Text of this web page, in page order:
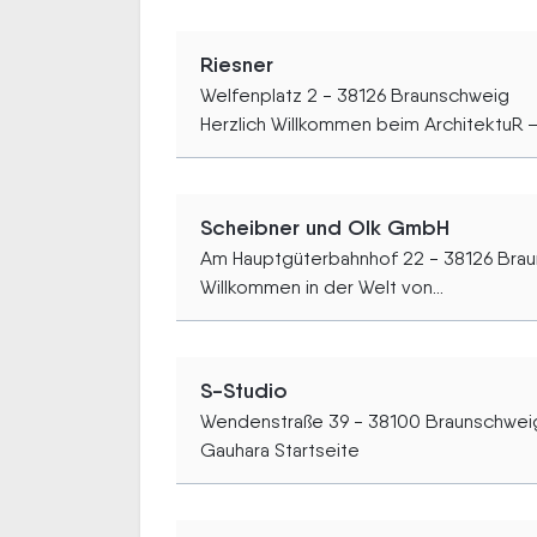
Riesner
Welfenplatz 2 - 38126 Braunschweig
Herzlich Willkommen beim ArchitektuR
Scheibner und Olk GmbH
Am Hauptgüterbahnhof 22 - 38126
Willkommen in der Welt von...
S-Studio
Wendenstraße 39 - 38100
Gauhara Startseite